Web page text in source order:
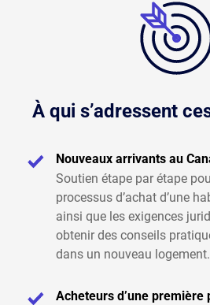
À qui s’adressent
Nouveaux arrivants au
Soutien étape par étape
processus d’achat d’une
ainsi que les exigences
obtenir des conseils
dans un nouveau logement.
Acheteurs d’une première